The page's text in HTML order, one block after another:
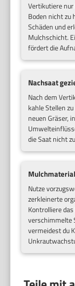
Vertikutiere
Boden nicht zu
Schäden und
Mulchschicht.
fördert die
Nachsaat
Nach dem
kahle Stellen
neuen Gräser,
die Saat nicht
Nutze
zerkleinerte
Kontrolliere
verschimmelte
vermeidest du